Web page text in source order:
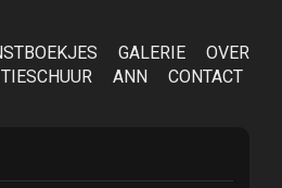
GALERIE
OVER
ANN CONTACT